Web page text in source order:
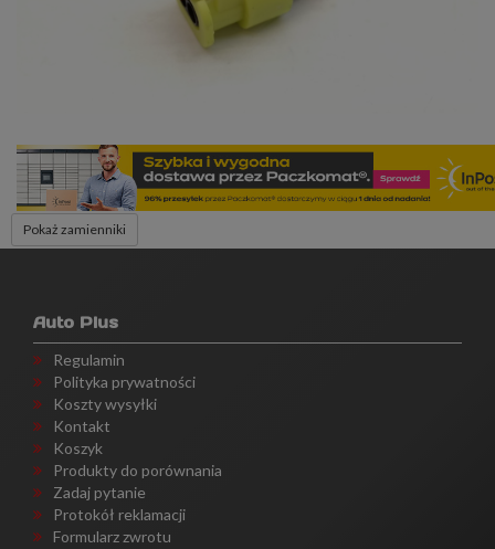
Pokaż zamienniki
Auto Plus
Regulamin
Polityka prywatności
Koszty wysyłki
Kontakt
Koszyk
Produkty do porównania
Zadaj pytanie
Protokół reklamacji
Formularz zwrotu